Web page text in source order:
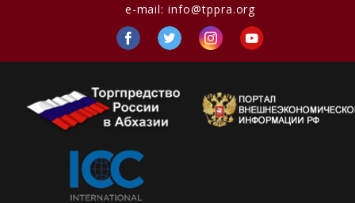
e-mail:info@tppra.org